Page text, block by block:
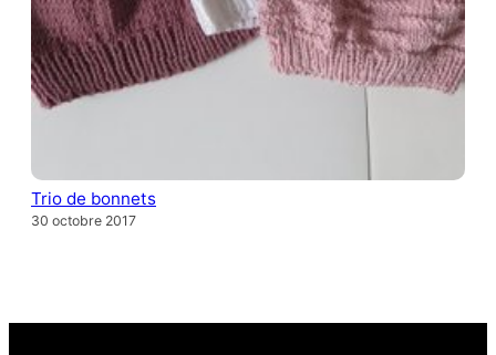
Trio de bonnets
30 octobre 2017